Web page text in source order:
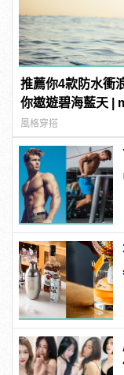
推薦你4款防水衝
你遨遊碧海藍天 |
風格穿搭